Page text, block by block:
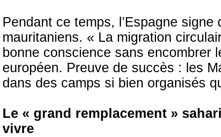
Pendant ce temps, l’Espagne
mauritaniens. « La migration
bonne conscience sans encombrer
européen. Preuve de succès : les
dans des camps si bien organisés
Le « grand remplacement »
vivre